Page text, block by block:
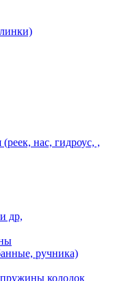
нас, гидроус, ,
др,
ручника)
колодок